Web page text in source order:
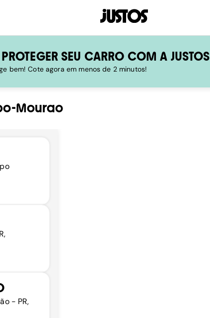
SEU CARRO COM A JUSTOS
bem! Cote agora em menos de 2 minutos!
Mourao
- PR,